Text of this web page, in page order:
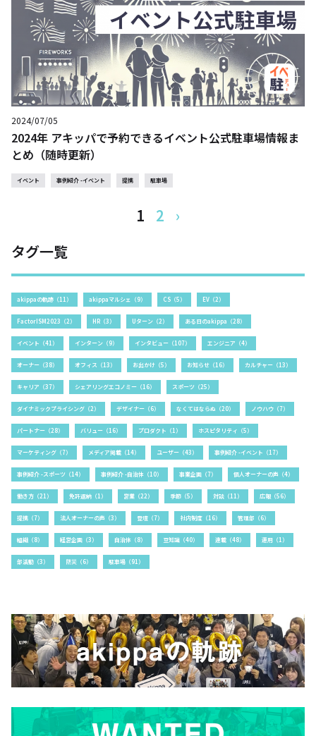
2024/07/05
2024年 アキッパで予約できるイベント公式駐車場情報ま
とめ（随時更新）
イベント 事例紹介 -イベント 提携 駐車場
1 2
›
タグ一覧
akippaの軌跡（11） akippaマルシェ（9） CS（5） EV（2）
FactorISM2023（2） HR（3） Uターン（2） ある日のakippa（28）
イベント（41） インターン（9） インタビュー（107） エンジニア（4）
オーナー（38） オフィス（13） お出かけ（5） お知らせ（16） カルチャー（13）
キャリア（37） シェアリングエコノミー（16） スポーツ（25）
ダイナミックプライシング（2） デザイナー（6） なくてはならぬ（20） ノウハウ（7）
パートナー（28） バリュー（16） プロダクト（1） ホスピタリティ（5）
マーケティング（7） メディア掲載（14） ユーザー（43） 事例紹介 -イベント（17）
事例紹介 -スポーツ（14） 事例紹介 -自治体（10） 事業企画（7） 個人オーナーの声（4）
働き方（21） 免許返納（1） 営業（22） 季節（5） 対談（11） 広報（56）
提携（7） 法人オーナーの声（3） 登壇（7） 社内制度（16） 管理部（6）
組織（8） 経営企画（3） 自治体（8） 豆知識（40） 連載（48） 運用（1）
部活動（3） 防災（6） 駐車場（91）